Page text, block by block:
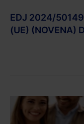
EDJ 2024/
(UE) (NOVENA)